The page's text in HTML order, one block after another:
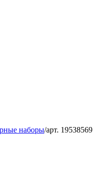
наборы/арт. 19538569